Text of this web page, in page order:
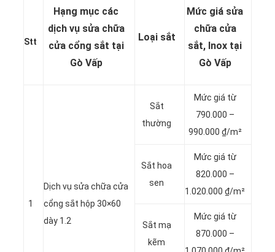
Stt
Hạng mục các
dịch vụ sửa chữa
cửa cổng sắt tại
Gò Vấp
Loại sắt
Mức giá sửa
chữa cửa
sắt, Inox tại
Gò Vấp
1
Dịch vụ sửa chữa cửa
cổng sắt hộp 30×60
dày 1.2
Sắt
thường
Mức giá từ
790.000 –
990.000 ₫/m²
Sắt hoa
sen
Mức giá từ
820.000 –
1.020.000 ₫/m²
Sắt mạ
kẽm
Mức giá từ
870.000 –